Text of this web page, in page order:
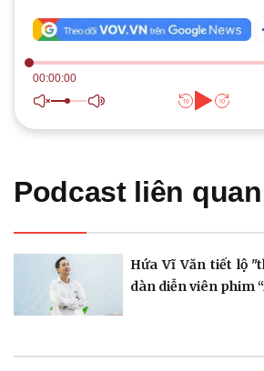
Kinh tế
Bất động sản
Khởi nghiệp
Giá
Tiêu
Giá cà
Vụ án
Vũ khí
00:00:00
Podcast liên quan
Hứa Vĩ Văn tiết lộ
dàn diễn viên phim